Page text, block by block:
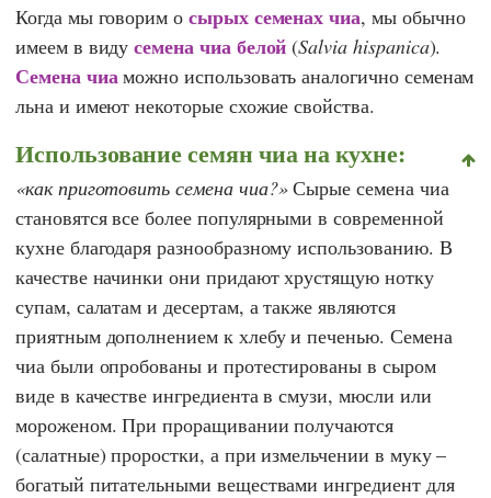
Когда мы говорим о сырых семенах чиа, мы обычно
имеем в виду семена чиа белой (Salvia hispanica).
Семена чиаможно использовать аналогично семенам
льна и имеют некоторые схожие свойства.
Использование семян чиа на кухне:
как приготовить семена чиа? Сырые семена чиа
становятся все более популярными в современной
кухне благодаря разнообразному использованию. В
качестве начинки они придают хрустящую нотку
супам, салатам и десертам, а также являются
приятным дополнением к хлебу и печенью. Семена
чиа были опробованы и протестированы в сыром
виде в качестве ингредиента в смузи, мюсли или
мороженом. При проращивании получаются
(салатные) проростки, а при измельчении в муку –
богатый питательными веществами ингредиент для